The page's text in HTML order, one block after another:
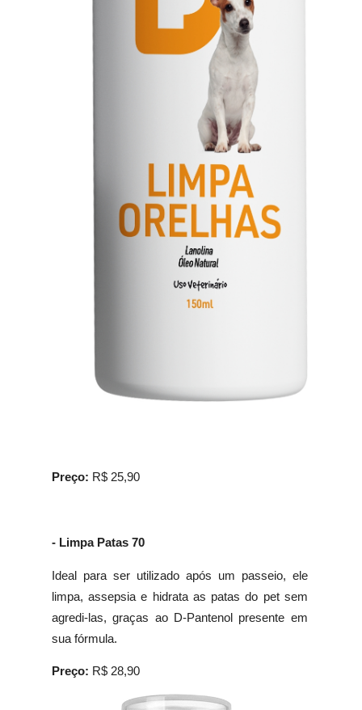
Preço: R$ 25,90
- Limpa Patas 70
Ideal para ser utilizado após um passeio, ele
limpa, assepsia e hidrata as patas do pet sem
agredi-las, graças ao D-Pantenol presente em
sua fórmula.
Preço: R$ 28,90